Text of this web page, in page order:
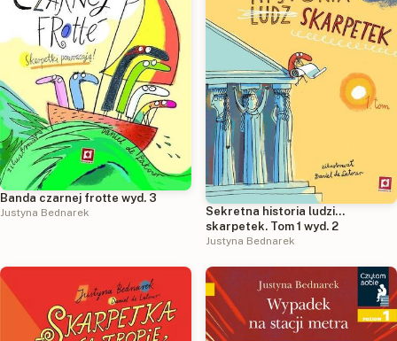
Banda czarnej frotte wyd. 3
Justyna Bednarek
Sekretna historia ludzi...
skarpetek. Tom 1 wyd. 2
Justyna Bednarek